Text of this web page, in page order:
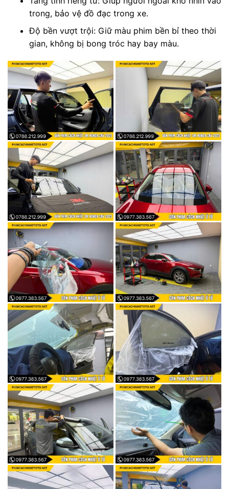
trong, bảo vệ đồ đạc trong xe.
Độ bền vượt trội: Giữ màu phim bền bỉ theo thời
gian, không bị bong tróc hay bay màu.